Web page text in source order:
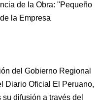
de la Obra: "Pequeño
la Empresa
del Gobierno Regional
Diario Oficial El Peruano,
difusión a través del